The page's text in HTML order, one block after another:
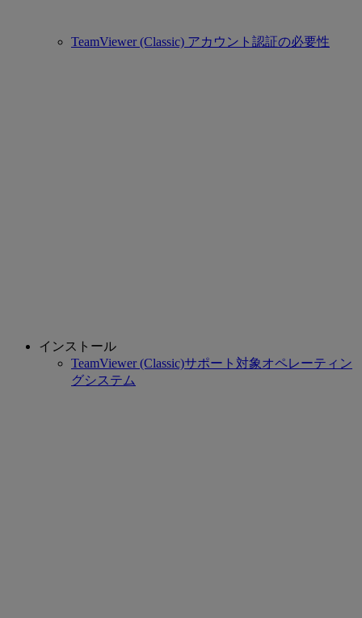
TeamViewer (Classic) アカウント認証の必要性
インストール
TeamViewer (Classic)サポート対象オペレーティン
グシステム